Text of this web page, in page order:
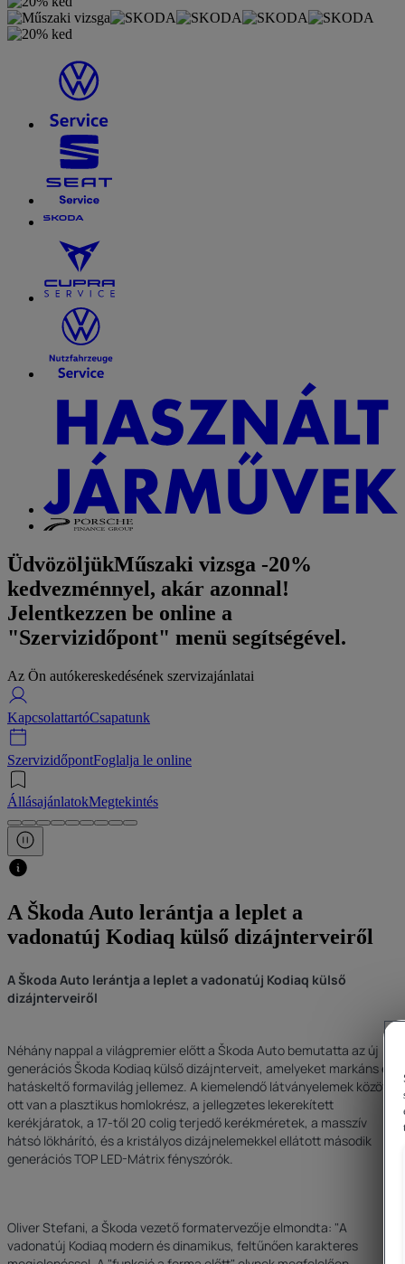
ÜdvözöljükMűszaki vizsga -20%
kedvezménnyel, akár azonnal!
Jelentkezzen be online a
"Szervizidőpont" menü segítségével.
Az Ön autókereskedésének szervizajánlatai
KapcsolattartóCsapatunk
SzervizidőpontFoglalja le online
ÁllásajánlatokMegtekintés
A Škoda Auto lerántja a leplet a
vadonatúj Kodiaq külső dizájnterveiről
A Škoda Auto lerántja a leplet a vadonatúj Kodiaq külső
dizájnterveiről
Néhány nappal a világpremier előtt a Škoda Auto bemutatta az új
generációs Škoda Kodiaq külső dizájnterveit, amelyeket markáns és
hatáskeltő formavilág jellemez. A kiemelendő látványelemek között
ott van a plasztikus homlokrész, a jellegzetes lekerekített
kerékjáratok, a 17-től 20 colig terjedő kerékméretek, a masszív
hátsó lökhárító, és a kristályos dizájnelemekkel ellátott második
generációs TOP LED-Mátrix fényszórók.
Oliver Stefani, a Škoda vezető formatervezője elmondta: "A
vadonatúj Kodiaq modern és dinamikus, feltűnően karakteres